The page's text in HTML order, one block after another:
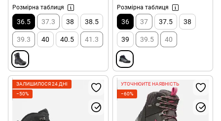
Розмірна таблиця
36.5 37.3 38 38.5
39.3 40 40.5 41.3
Розмірна таблиця
36 37 37.5 38
39 39.5 40
ЗАЛИШИЛОСЯ 24 ДНІ
−50%
УТОЧНЮЙТЕ НАЯВНІСТЬ
−60%